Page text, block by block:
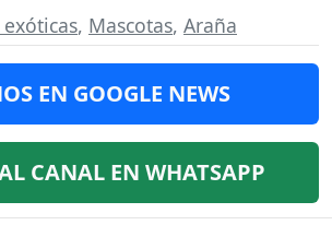
, Mascotas, Araña
EN GOOGLE NEWS
CANAL EN WHATSAPP